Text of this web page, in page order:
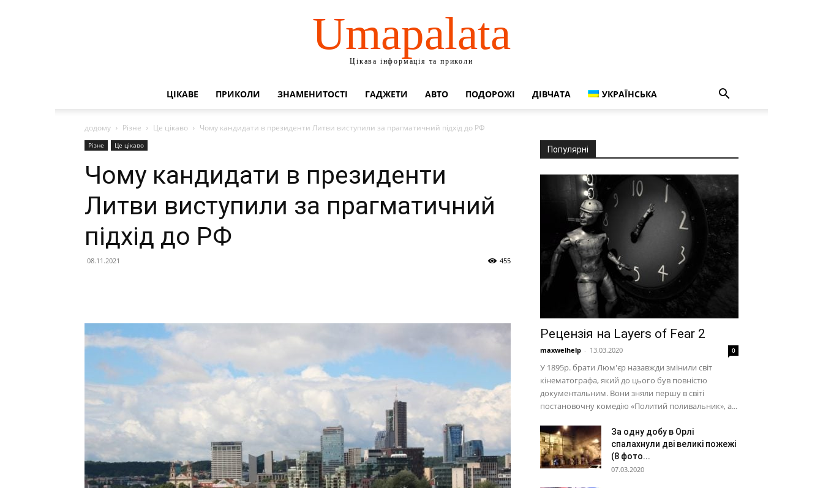
Umapalata
Цікава інформація та приколи
ЦІКАВЕ ПРИКОЛИ ЗНАМЕНИТОСТІ ГАДЖЕТИ АВТО ПОДОРОЖІ ДІВЧАТА УКРАЇНСЬКА
додому Різне Це цікаво Чому кандидати в президенти Литви виступили за прагматичний підхід до РФ
Різне Це цікаво
Чому кандидати в президенти
Литви виступили за прагматичний
підхід до РФ
08.11.2021 455
Популярні
Рецензія на Layers of Fear 2
maxwelhelp - 13.03.2020 0
У 1895р. брати Люм'єр назавжди змінили світ
кінематографа, який до цього був повністю
документальним. Вони зняли першу в світі
постановочну комедію «Политий поливальник», а...
За одну добу в Орлі
спалахнули дві великі пожежі
(8 фото...
07.03.2020